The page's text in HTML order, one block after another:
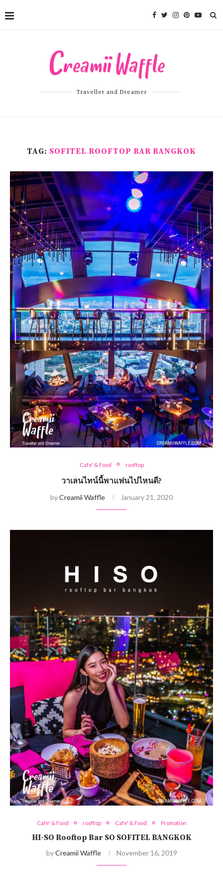
Traveller and Dreamer
TAG: SOFITEL ROOFTOP BAR BANGKOK
Cafe' & Food rooftop
วาเลนไทน์นี้พาแฟนไปไหนดี?
byCreamii Waffle January 21, 2020
Cafe' & Food rooftop Cafe' & Food Promotion
HI-SO Rooftop Bar SO SOFITEL BANGKOK
byCreamii Waffle November 16, 2019